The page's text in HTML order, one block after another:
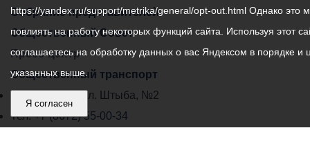
Собрание представителей
Общественный Совет
Пресс-центр
Общественный транспорт
Владикавказ, пл. Штыба, №2
Тел:+7 (8672) 55-00-34
https://yandex.ru/support/metrika/general/opt-out.html Однако это
повлиять на работу некоторых функций сайта. Используя этот
соглашаетесь на обработку данных о вас Яндексом в порядке и
указанных выше.
Я согласен